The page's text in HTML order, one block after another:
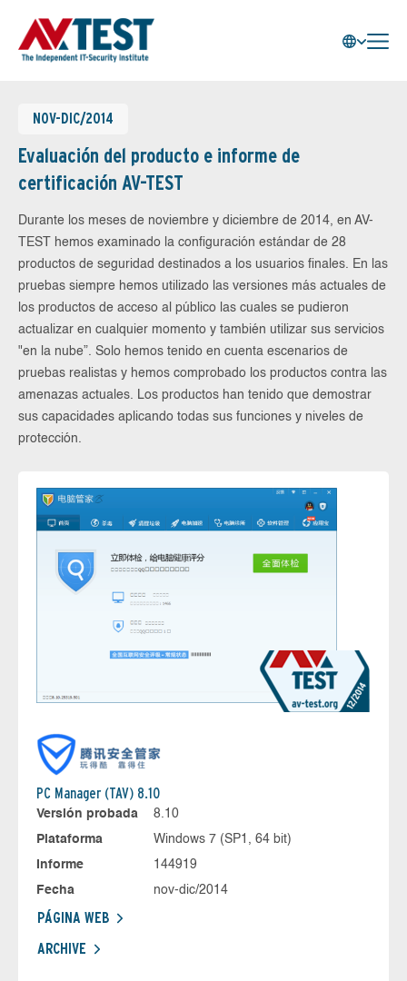
NOV-DIC/2014
Evaluación del producto e informe de
certificación AV-TEST
Durante los meses de noviembre y diciembre de 2014, en AV-
TEST hemos examinado la configuración estándar de 28
productos de seguridad destinados a los usuarios finales. En las
pruebas siempre hemos utilizado las versiones más actuales de
los productos de acceso al público las cuales se pudieron
actualizar en cualquier momento y también utilizar sus servicios
"en la nube”. Solo hemos tenido en cuenta escenarios de
pruebas realistas y hemos comprobado los productos contra las
amenazas actuales. Los productos han tenido que demostrar
sus capacidades aplicando todas sus funciones y niveles de
protección.
PC Manager (TAV) 8.10
Versión probada
8.10
Plataforma
Windows 7 (SP1, 64 bit)
Informe
144919
Fecha
nov-dic/2014
PÁGINA WEB
ARCHIVE